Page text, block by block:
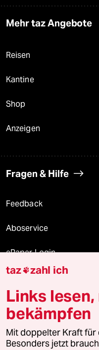
Mehr taz Angebote
Reisen
Kantine
Shop
Anzeigen
Fragen & Hilfe
Feedback
Aboservice
ePaper Login
Downloads für
© 2026 taz Verlags und
Alle Rechte vorbehalten. Bei
wenden Sie sich bitte an
taz zahl ich
Links
bekämpfen
Mit doppelter Kraft für
Besonders jetzt